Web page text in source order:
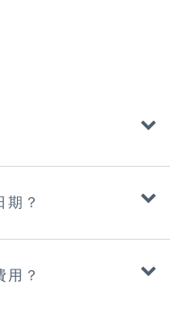
期？
用？